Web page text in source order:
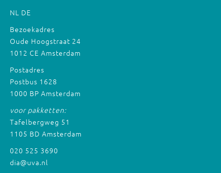
NL DE
Bezoekadres
Oude Hoogstraat 24
1012 CE Amsterdam
Postadres
Postbus 1628
1000 BP Amsterdam
voor pakketten:
Tafelbergweg 51
1105 BD Amsterdam
020 525 3690
dia@uva.nl